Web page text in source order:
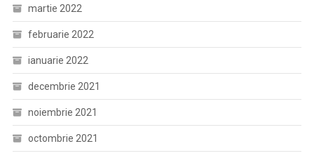
martie 2022
februarie 2022
ianuarie 2022
decembrie 2021
noiembrie 2021
octombrie 2021